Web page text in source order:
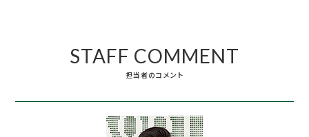
STAFF COMMENT
担当者のコメント